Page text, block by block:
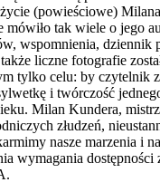
(powieściowe)
mówiło tak wiele o jego
wspomnienia, dziennik
liczne fotografie
tylko celu: by czytelnik
i twórczość
Milan Kundera,
złudzeń,
nasze marzenia i
wymagania dostępności